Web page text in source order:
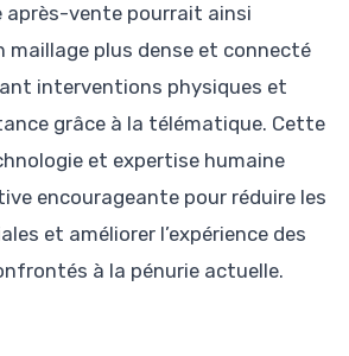
après-vente pourrait ainsi
maillage plus dense et connecté
interventions physiques et
grâce à la télématique. Cette
et expertise humaine
encourageante pour réduire les
et améliorer l’expérience des
à la pénurie actuelle.